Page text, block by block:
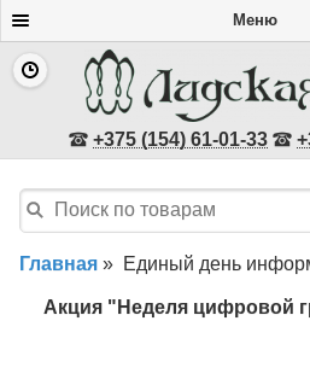
Меню
+375 (154) 61-01-33
Главная » Единый день
Акция "Неделя цифровой